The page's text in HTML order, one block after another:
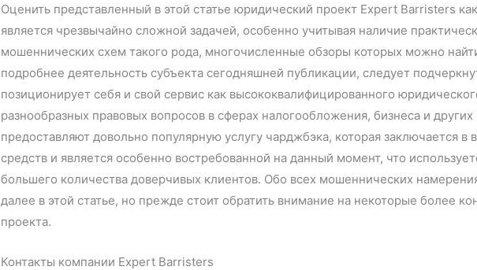
Оценить представленный в этой статье юридический проект Expert Barristers
является чрезвычайно сложной задачей, особенно учитывая наличие
мошеннических схем такого рода, многочисленные обзоры которых можно
подробнее деятельность субъекта сегодняшней публикации, следует
позиционирует себя и свой сервис как высококвалифицированного
разнообразных правовых вопросов в сферах налогообложения, бизнеса и
предоставляют довольно популярную услугу чарджбэка, которая заключается в
средств и является особенно востребованной на данный момент, что
большего количества доверчивых клиентов. Обо всех мошеннических
далее в этой статье, но прежде стоит обратить внимание на некоторые более
проекта.
Контакты компании Expert Barristers